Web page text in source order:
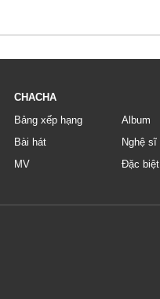
CHACHA
Bảng xếp hạng
Bài hát
MV
Album
Nghệ sĩ
Đặc biệt